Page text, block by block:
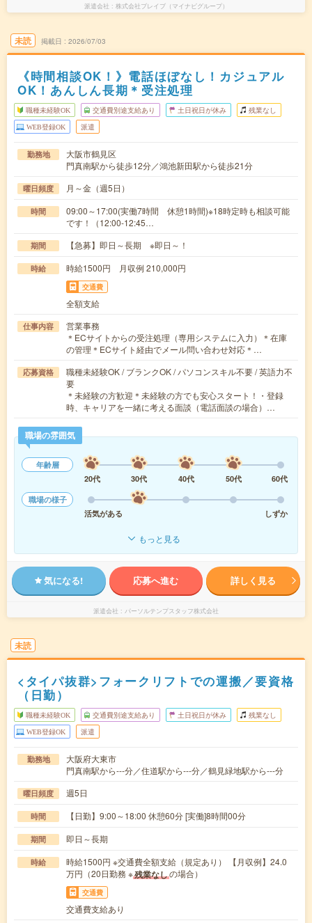
派遣会社 株式会社ブレイブ（マイナビグループ）
未読 掲載日 2026/07/03
《時間相談OK！》電話ほぼなし！カジュアル
OK！あんしん長期＊受注処理
職種未経験OK 交通費別途支給あり 土日祝日が休み 残業なし
WEB登録OK 派遣
勤務地
大阪市鶴見区
門真南駅から徒歩12分／鴻池新田駅から徒歩21分
曜日頻度 月～金（週5日）
時間
09:00～17:00(実働7時間 休憩1時間)※18時定時も相談可能
です！（12:00-12:45…
期間 【急募】即日～長期 ※即日～！
時給 時給1500円 月収例 210,000円
交通費
全額支給
仕事内容
営業事務
＊ECサイトからの受注処理（専用システムに入力）＊在庫
の管理＊ECサイト経由でメール問い合わせ対応＊…
応募資格
職種未経験OK / ブランクOK / パソコンスキル不要 / 英語力不
要
＊未経験の方歓迎＊未経験の方でも安心スタート！・登録
時、キャリアを一緒に考える面談（電話面談の場合）…
職場の雰囲気
年齢層
20代
30代 40代 50代
60代
職場の様子
活気がある
しずか
もっと見る
気になる! 応募へ進む 詳しく見る
派遣会社 パーソルテンプスタッフ株式会社
未読
<タイパ抜群>フォークリフトでの運搬／要資格
（日勤）
職種未経験OK 交通費別途支給あり 土日祝日が休み 残業なし
WEB登録OK 派遣
勤務地
大阪府大東市
門真南駅から---分／住道駅から---分／鶴見緑地駅から---分
曜日頻度 週5日
時間 【日勤】9:00～18:00 休憩60分 [実働]8時間00分
期間 即日～長期
時給
時給1500円 ※交通費全額支給（規定あり） 【月収例】24.0
万円（20日勤務 ※残業なしの場合）
交通費
交通費支給あり